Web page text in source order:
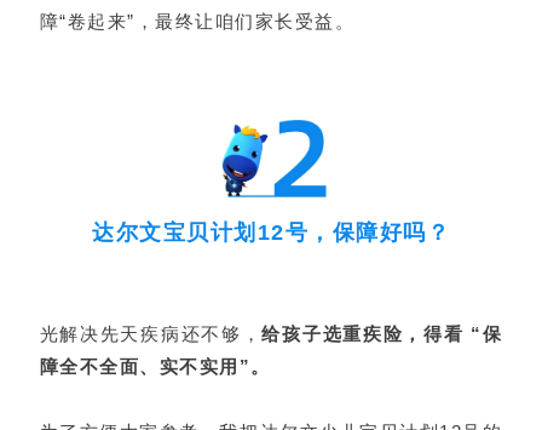
障“卷起来”，最终让咱们家长受益。
达尔文宝贝计划12号，保障好吗？
光解决先天疾病还不够，给孩子选重疾险，得看 “保
障全不全面、实不实用”。